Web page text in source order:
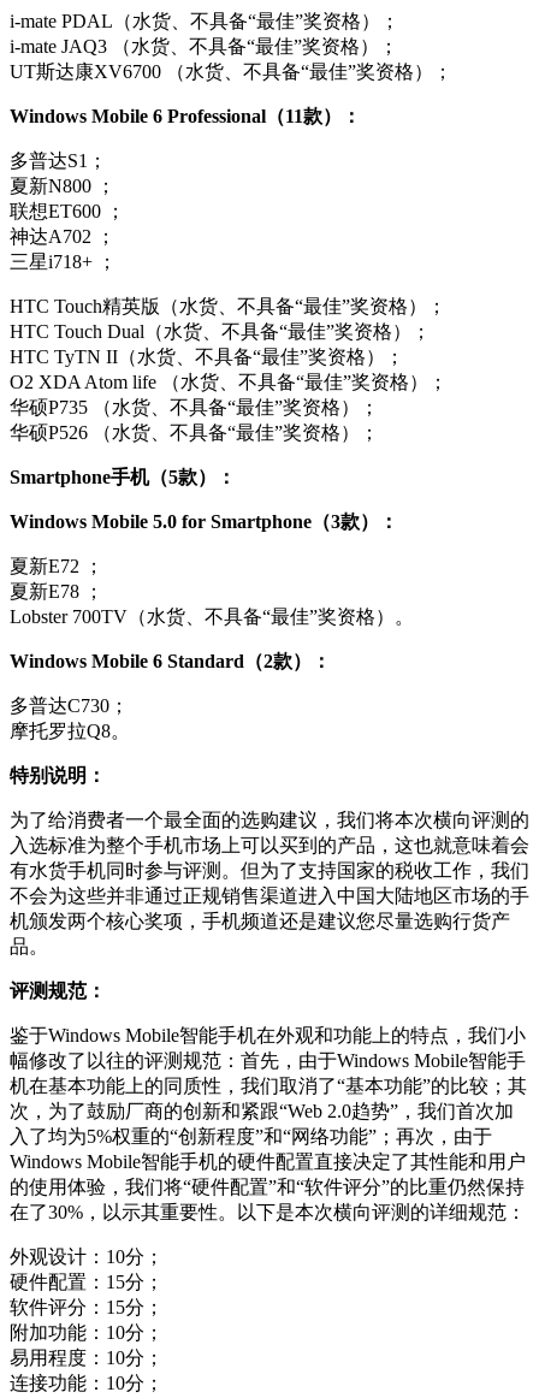
i-mate PDAL（水货、不具备“最佳”奖资格）；
i-mate JAQ3 （水货、不具备“最佳”奖资格）；
UT斯达康XV6700 （水货、不具备“最佳”奖资格）；
Windows Mobile 6 Professional（11款）：
多普达S1；
夏新N800 ；
联想ET600 ；
神达A702 ；
三星i718+ ；
HTC Touch精英版（水货、不具备“最佳”奖资格）；
HTC Touch Dual（水货、不具备“最佳”奖资格）；
HTC TyTN II（水货、不具备“最佳”奖资格）；
O2 XDA Atom life （水货、不具备“最佳”奖资格）；
华硕P735 （水货、不具备“最佳”奖资格）；
华硕P526 （水货、不具备“最佳”奖资格）；
Smartphone手机（5款）：
Windows Mobile 5.0 for Smartphone（3款）：
夏新E72 ；
夏新E78 ；
Lobster 700TV（水货、不具备“最佳”奖资格）。
Windows Mobile 6 Standard（2款）：
多普达C730；
摩托罗拉Q8。
特别说明：
为了给消费者一个最全面的选购建议，我们将本次横向评测的
入选标准为整个手机市场上可以买到的产品，这也就意味着会
有水货手机同时参与评测。但为了支持国家的税收工作，我们
不会为这些并非通过正规销售渠道进入中国大陆地区市场的手
机颁发两个核心奖项，手机频道还是建议您尽量选购行货产
品。
评测规范：
鉴于Windows Mobile智能手机在外观和功能上的特点，我们小
幅修改了以往的评测规范：首先，由于Windows Mobile智能手
机在基本功能上的同质性，我们取消了“基本功能”的比较；其
次，为了鼓励厂商的创新和紧跟“Web 2.0趋势”，我们首次加
入了均为5%权重的“创新程度”和“网络功能”；再次，由于
Windows Mobile智能手机的硬件配置直接决定了其性能和用户
的使用体验，我们将“硬件配置”和“软件评分”的比重仍然保持
在了30%，以示其重要性。以下是本次横向评测的详细规范：
外观设计：10分；
硬件配置：15分；
软件评分：15分；
附加功能：10分；
易用程度：10分；
连接功能：10分；